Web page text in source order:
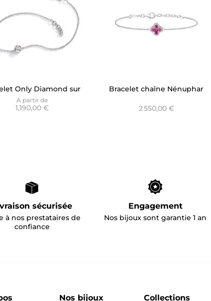
Only Diamond sur
chaîne forçat
A partir de
1,190,00 €
Bracelet chaîne Nénuphar
2 550,00 €
sécurisée
à nos prestataires de
confiance
Engagement
Nos bijoux sont garantie 1 an
Nos bijoux Collections